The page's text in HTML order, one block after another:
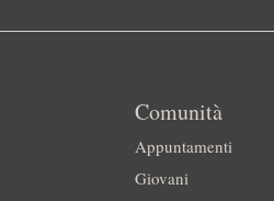
Comunità
Appuntamenti
Giovani